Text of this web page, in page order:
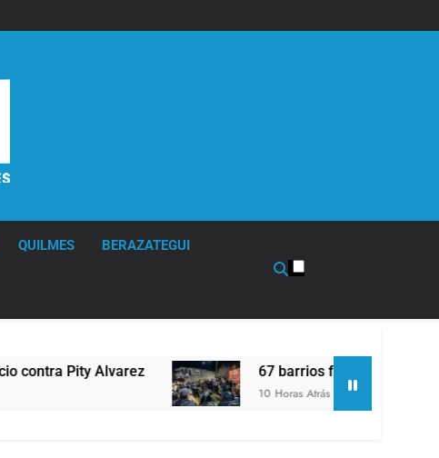
QUILMES BERAZATEGUI
Pity Alvarez 67 barrios full LED en Florencio
10 Horas Atrás